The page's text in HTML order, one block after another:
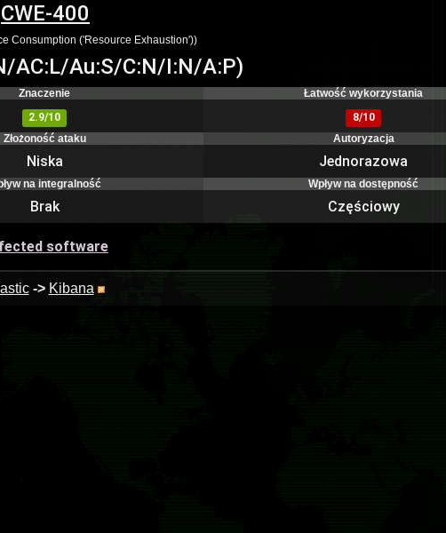
CWE-400
Consumption ('Resource Exhaustion'))
AC:L/Au:S/C:N/I:N/A:P)
Znaczenie
Łatwość wykorzystania
2.9/10
8/10
Złożoność ataku Autoryzacja
Niska Jednorazowa
na integralność Wpływ na dostępność
Brak Częściowy
software
-> Kibana